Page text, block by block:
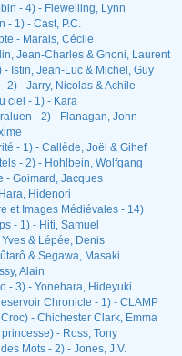
- 4) - Flewelling, Lynn
- 1) - Cast, P.C.
- Marais, Cécile
Jean-Charles & Gnoni, Laurent
Istin, Jean-Luc & Michel, Guy
2) - Jarry, Nicolas & Achile
ciel - 1) - Kara
- 2) - Flanagan, John
- 1) - Callède, Joël & Gihef
- 2) - Hohlbein, Wolfgang
- Goimard, Jacques
Hidenori
et Images Médiévales - 14)
- 1) - Hiti, Samuel
& Lépée, Denis
& Segawa, Masaki
Alain
- 3) - Yonehara, Hideyuki
Chronicle - 1) - CLAMP
- Chichester Clark, Emma
- Ross, Tony
Mots - 2) - Jones, J.V.